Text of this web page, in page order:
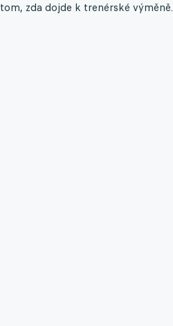
tom, zda dojde k trenérské výměně.